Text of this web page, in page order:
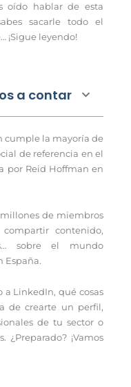
oído hablar de esta
sacarle todo el
¡Sigue leyendo!
a contar
cumple la mayoría de
de referencia en el
por Reid Hoffman en
de miembros
contenido,
sobre el mundo
España.
a LinkedIn, qué cosas
de crearte un perfil,
de tu sector o
¡Vamos